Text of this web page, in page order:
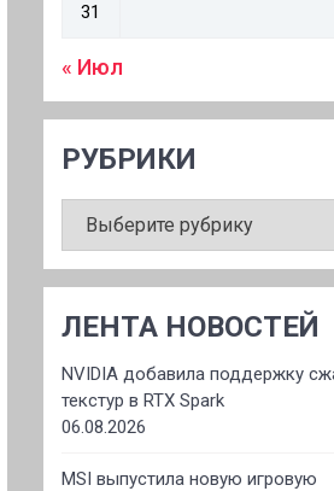
31
« Июл
РУБРИКИ
ЛЕНТА НОВОСТЕЙ
NVIDIA добавила поддержку
текстур в RTX Spark
06.08.2026
MSI выпустила новую игровую